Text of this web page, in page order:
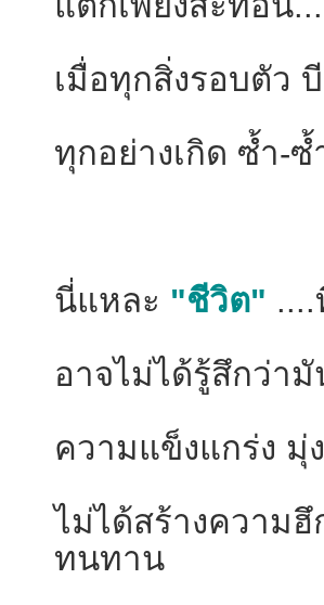
เมื่อทุกสิ่งรอบตัว
ทุกอย่างเกิด ซ้ำ-
นี่แหละ "ชีวิต"
อาจไม่ได้รู้สึกว่า
ความแข็งแกร่ง มุ่
ไม่ได้สร้างความ
ทนทาน